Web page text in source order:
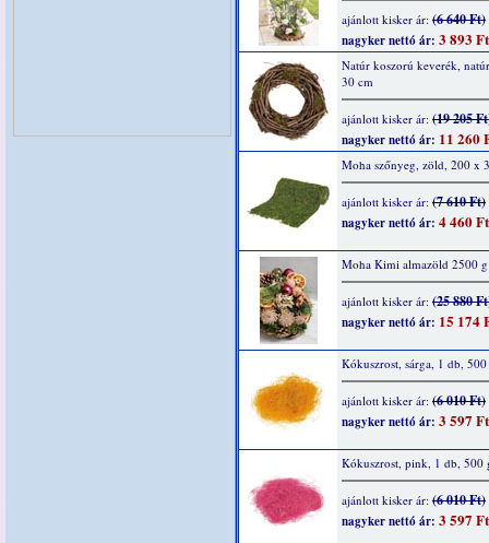
ajánlott kisker ár: (6 640 Ft)
nagyker nettó ár: 3 893 Ft
Natúr koszorú keverék,
30 cm
ajánlott kisker ár: (19 205
nagyker nettó ár: 11 260
Moha szőnyeg, zöld, 200 x
ajánlott kisker ár: (7 610 Ft)
nagyker nettó ár: 4 460 Ft
Moha Kimi almazöld 2500 g
ajánlott kisker ár: (25 880
nagyker nettó ár: 15 174
Kókuszrost, sárga, 1 db,
ajánlott kisker ár: (6 010 Ft)
nagyker nettó ár: 3 597 Ft
Kókuszrost, pink, 1 db, 500
ajánlott kisker ár: (6 010 Ft)
nagyker nettó ár: 3 597 Ft